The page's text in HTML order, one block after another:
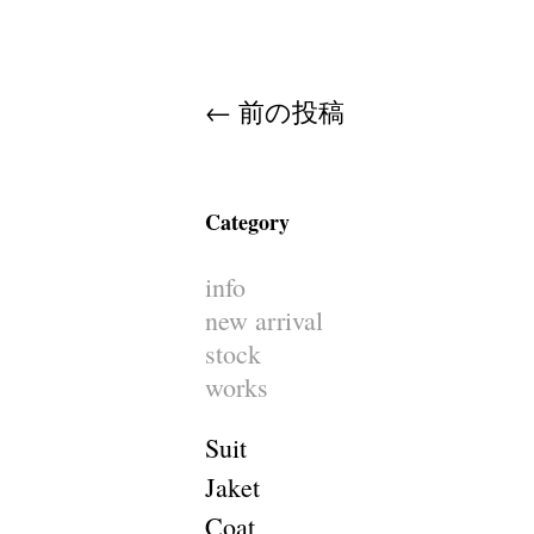
Post navigation
← 前の投稿
Category
info
new arrival
stock
works
Suit
Jaket
Coat